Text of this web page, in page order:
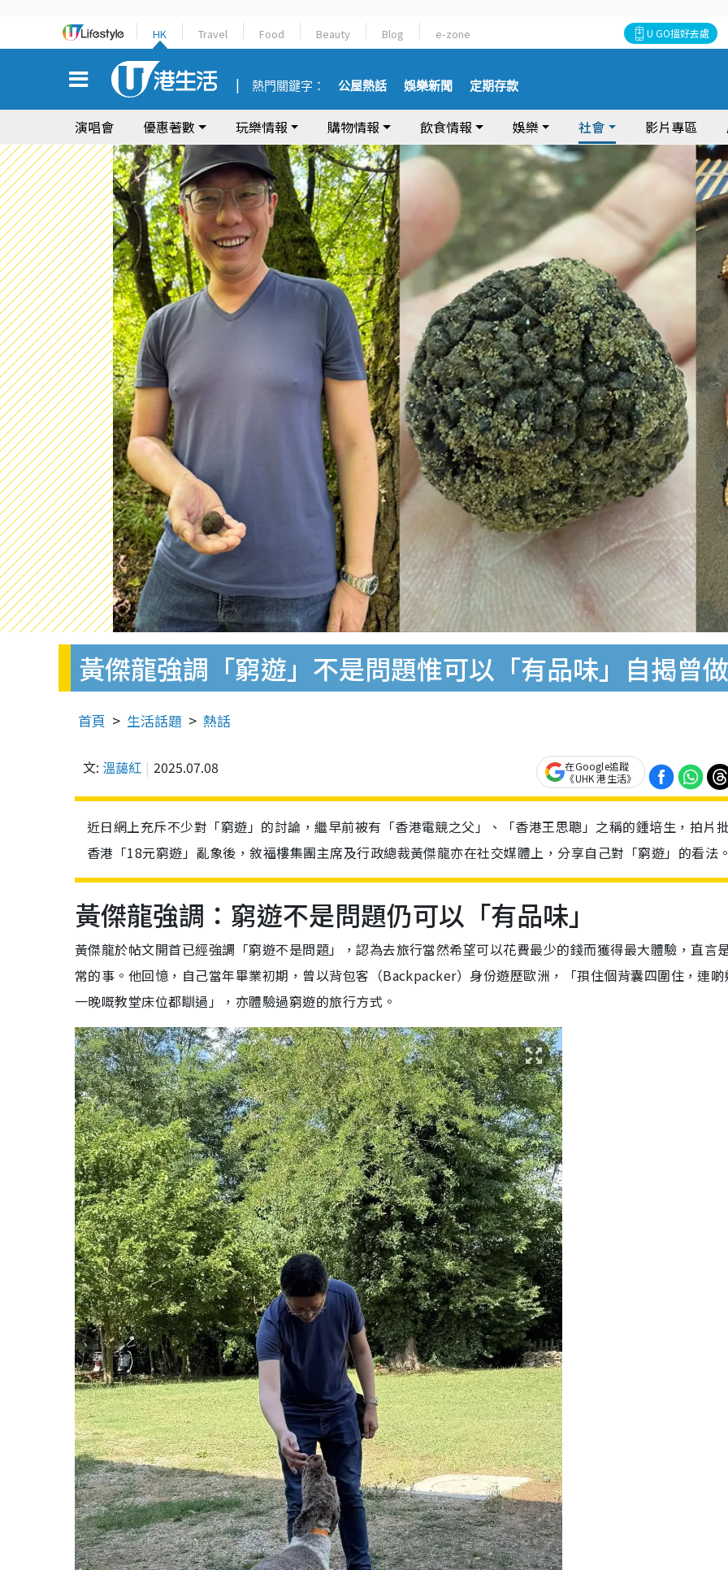
HK Travel Food Beauty Blog e-zone U GO搵好去處
熱門關鍵字： 公屋熱話 娛樂新聞 定期存款
演唱會 優惠著數 玩樂情報 購物情報 飲食情報 娛樂 社會 影片專區
黃傑龍強調「窮遊」不是問題惟可以「有品味」自揭曾
首頁 生活話題 熱話
文: 溫藹紅 2025.07.08
在Google追蹤
《UHK 港生活》
近日網上充斥不少對「窮遊」的討論，繼早前被有「香港電競之父」、「香港王思聰」之稱的鍾培生，拍片
香港「18元窮遊」亂象後，敘福樓集團主席及行政總裁黃傑龍亦在社交媒體上，分享自己對「窮遊」的看法。
黃傑龍強調：窮遊不是問題仍可以「有品味」
黃傑龍於帖文開首已經強調「窮遊不是問題」，認為去旅行當然希望可以花費最少的錢而獲得最大體驗，直言
常的事。他回憶，自己當年畢業初期，曾以背包客（Backpacker）身份遊歷歐洲，「孭住個背囊四圍住，連啲
一晚嘅教堂床位都瞓過」，亦體驗過窮遊的旅行方式。